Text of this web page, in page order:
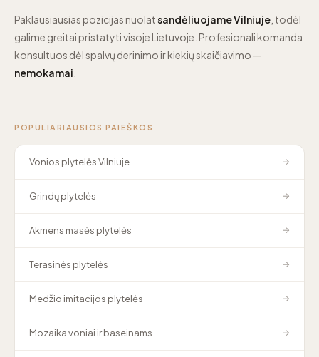
Paklausiausias pozicijas nuolatsandėliuojame Vilniuje , todėl
galime greitai pristatyti visoje Lietuvoje. Profesionali komanda
konsultuos dėl spalvų derinimo ir kiekių skaičiavimo —
nemokamai
POPULIARIAUSIOS PAIEŠKOS
Vonios plytelės Vilniuje →
Grindų plytelės →
Akmens masės plytelės →
Terasinės plytelės →
Medžio imitacijos plytelės →
Mozaika voniai ir baseinams →